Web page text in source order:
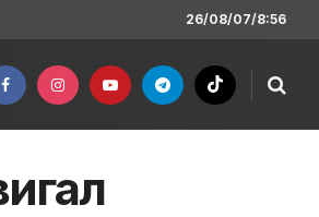
26/08/07/8:56